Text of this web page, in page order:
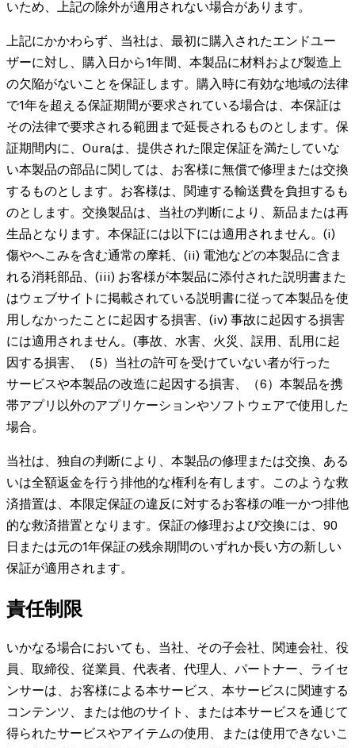
いため、上記の除外が適用されない場合があります。
上記にかかわらず、当社は、最初に購入されたエンドユー
ザーに対し、購入日から1年間、本製品に材料および製造上
の欠陥がないことを保証します。購入時に有効な地域の法律
で1年を超える保証期間が要求されている場合は、本保証は
その法律で要求される範囲まで延長されるものとします。保
証期間内に、Ouraは、提供された限定保証を満たしていな
い本製品の部品に関しては、お客様に無償で修理または交換
するものとします。お客様は、関連する輸送費を負担するも
のとします。交換製品は、当社の判断により、新品または再
生品となります。本保証には以下には適用されません。(i)
傷やへこみを含む通常の摩耗、(ii) 電池などの本製品に含ま
れる消耗部品、(iii) お客様が本製品に添付された説明書また
はウェブサイトに掲載されている説明書に従って本製品を使
用しなかったことに起因する損害、(iv) 事故に起因する損害
には適用されません。(事故、水害、火災、誤用、乱用に起
因する損害、（5）当社の許可を受けていない者が行った
サービスや本製品の改造に起因する損害、（6）本製品を携
帯アプリ以外のアプリケーションやソフトウェアで使用した
場合。
当社は、独自の判断により、本製品の修理または交換、ある
いは全額返金を行う排他的な権利を有します。このような救
済措置は、本限定保証の違反に対するお客様の唯一かつ排他
的な救済措置となります。保証の修理および交換には、90
日または元の1年保証の残余期間のいずれか長い方の新しい
保証が適用されます。
責任制限
いかなる場合においても、当社、その子会社、関連会社、役
員、取締役、従業員、代表者、代理人、パートナー、ライセ
ンサーは、お客様による本サービス、本サービスに関連する
コンテンツ、または他のサイト、または本サービスを通じて
得られたサービスやアイテムの使用、または使用できないこ